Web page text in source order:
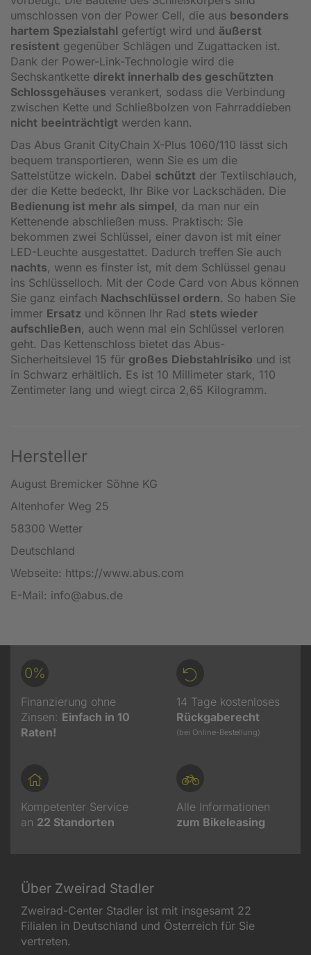
umschlossen von der Power Cell, die aus besonders
hartem Spezialstahl gefertigt wird und äußerst
resistent gegenüber Schlägen und Zugattacken ist.
Dank der Power-Link-Technologie wird die
Sechskantkette direkt innerhalb des geschützten
Schlossgehäuses verankert, sodass die Verbindung
zwischen Kette und Schließbolzen von Fahrraddieben
nicht beeinträchtigt werden kann.
Das Abus Granit CityChain X-Plus 1060/110 lässt sich
bequem transportieren, wenn Sie es um die
Sattelstütze wickeln. Dabei schützt der Textilschlauch,
der die Kette bedeckt, Ihr Bike vor Lackschäden. Die
Bedienung ist mehr als simpel, da man nur ein
Kettenende abschließen muss. Praktisch: Sie
bekommen zwei Schlüssel, einer davon ist mit einer
LED-Leuchte ausgestattet. Dadurch treffen Sie auch
nachts, wenn es finster ist, mit dem Schlüssel genau
ins Schlüsselloch. Mit der Code Card von Abus können
Sie ganz einfach Nachschlüssel ordern. So haben Sie
immer Ersatz und können Ihr Rad stets wieder
aufschließen, auch wenn mal ein Schlüssel verloren
geht. Das Kettenschloss bietet das Abus-
Sicherheitslevel 15 für großes Diebstahlrisiko und ist
in Schwarz erhältlich. Es ist 10 Millimeter stark, 110
Zentimeter lang und wiegt circa 2,65 Kilogramm.
Hersteller
August Bremicker Söhne KG
Altenhofer Weg 25
58300 Wetter
Deutschland
Webseite: https://www.abus.com
E-Mail: info@abus.de
0%
Finanzierung ohne
Zinsen: Einfach in 10
Raten!
14 Tage kostenloses
Rückgaberecht
(bei Online-Bestellung)
Kompetenter Service
an 22 Standorten
Alle Informationen
zum Bikeleasing
Über Zweirad Stadler
Zweirad-Center Stadler ist mit insgesamt 22
Filialen in Deutschland und Österreich für Sie
vertreten.